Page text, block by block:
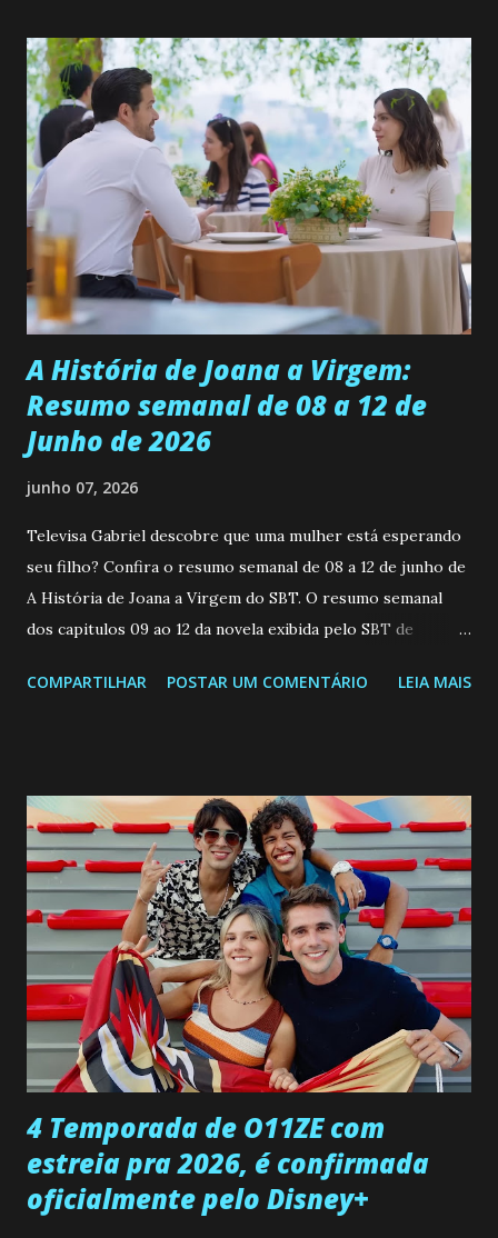
permanecer virgem até encontrar o homem que realmente
ama, o que não é fácil, já que dedica todas as suas energias a
se aprimorar, trabalhando, estudando e se orgulhando de
ser a primeira mulher da família a ingressar na
universidade. Ela tem uma personalidade muito alegre, é
muito madura para a idade, determinada, criativa e
empática. Detesta injustiças e é uma ótima amiga. Pode ser
teimosa e muito persistente quando decide fazer algo.
Durante um exame ginecológico, ela é inseminada por eng...
A História de Joana a Virgem:
Resumo semanal de 08 a 12 de
Junho de 2026
junho 07, 2026
Televisa Gabriel descobre que uma mulher está esperando
seu filho? Confira o resumo semanal de 08 a 12 de junho de
A História de Joana a Virgem do SBT. O resumo semanal
dos capitulos 09 ao 12 da novela exibida pelo SBT de
a Programação Semanal do SBT de 08/06/26 a 14/06/26
confessa a Gabriel que ele demonstrou ser o tipo de
pessoa que ela tanto desejou durante toda a vida. Camila
entra no quarto de Gabriel e imagina como seria o
encontro deles, quando conseguir seduzi-lo. Manuel avisa a
Paula sobre a suposta infidelidade de Gabriel com Joana.
Rogerio consegue se livrar de todas as suspeitas pelo
desaparecimento de Francisco, apontando que ele poderia
ter sido vítima da fúria de Gabriel. Artur informa a Gabriel
que a clínica inseminou por engano outra paciente, que está
...
COMPARTILHAR POSTAR UM COMENTÁRIO LEIA MAIS
4 Temporada de O11ZE com
estreia pra 2026, é confirmada
oficialmente pelo Disney+